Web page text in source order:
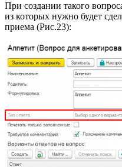
При создании такого
из которых нужно будет
приема (Рис.23):